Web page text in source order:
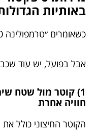
באותיות
כשאומרים ״טרמפולינה 10 פיט״, זה נשמע מדויק.
אבל בפועל, יש עוד
1) קוטר מול שטח
חוויה אחרת
הקוטר החיצוני כולל